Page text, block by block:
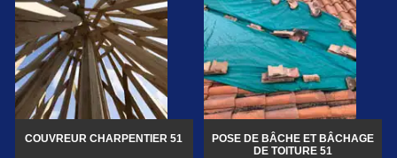
COUVREUR CHARPENTIER 51
POSE DE BÂCHE ET BÂCHAGE
DE TOITURE 51